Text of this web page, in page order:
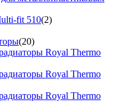
fit 510(2)
(20)
Royal Thermo
Royal Thermo
Royal Thermo